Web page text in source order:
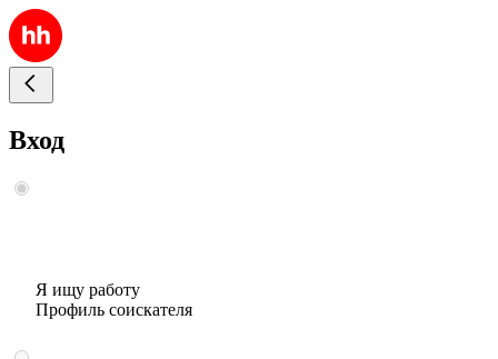
Вход
Я ищу работу
Профиль соискателя